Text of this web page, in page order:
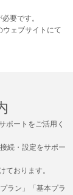
要です。
ェブサイトにて
ポートをご活用く
続・設定をサポー
ております。
ラン」「基本プラ